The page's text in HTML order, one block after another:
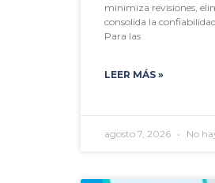
minimiza revisiones,
consolida la
Para las
LEER MÁS »
agosto 7, 2026 No